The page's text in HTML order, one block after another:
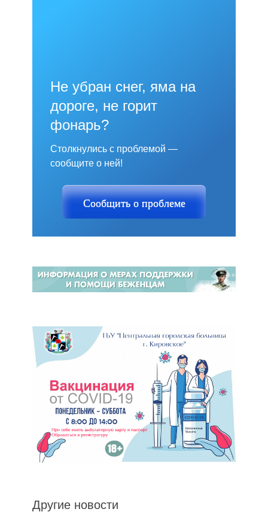
Не убран снег, яма на
дороге, не горит
фонарь?
Столкнулись с проблемой —
сообщите о ней!
Сообщить о проблеме
Другие новости